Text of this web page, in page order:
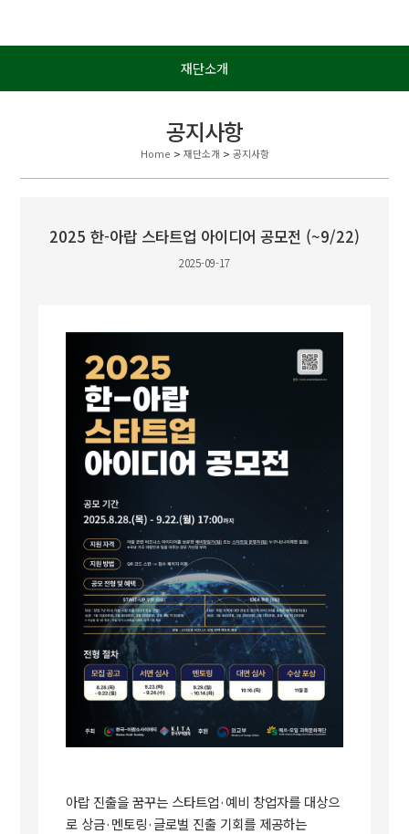
재단소개
공지사항
Home > 재단소개 > 공지사항
2025 한-아랍 스타트업 아이디어 공모전 (~9/22)
2025-09-17
아랍 진출을 꿈꾸는 스타트업·예비 창업자를 대상으
로 상금·멘토링·글로벌 진출 기회를 제공하는